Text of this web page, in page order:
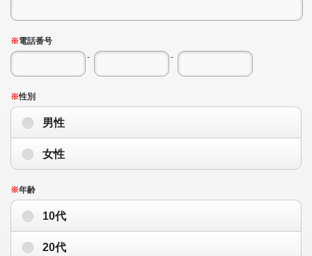
※電話番号
-
-
※性別
男性
女性
※年齢
10代
20代